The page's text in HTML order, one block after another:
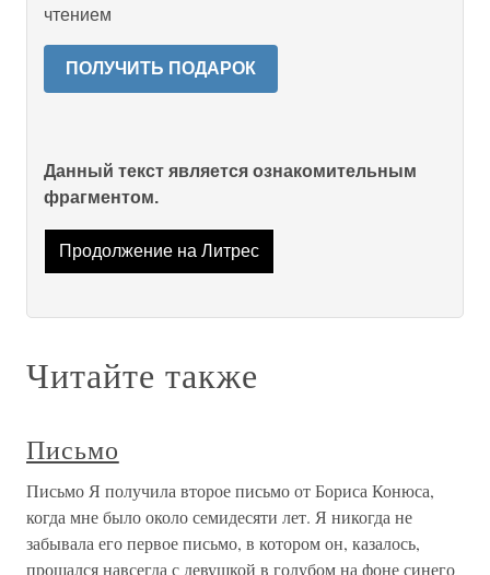
чтением
ПОЛУЧИТЬ ПОДАРОК
Данный текст является ознакомительным
фрагментом.
Продолжение на Литрес
Читайте также
Письмо
Письмо Я получила второе письмо от Бориса Конюса,
когда мне было около семидесяти лет. Я никогда не
забывала его первое письмо, в котором он, казалось,
прощался навсегда с девушкой в голубом на фоне синего